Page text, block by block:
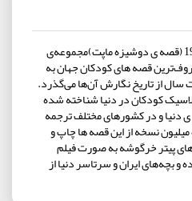
کتاب پیتر خرگوشه و دوستانش19 (قصه ی دوشیزه ماپت)مجموعه‌ی
قصه های کودکان جهان به
از تاریخ نگارش آن‌ها می‌گذرد.
کودکان در دنیا شناخته شده
35 زبان زنده ی دنیا و در کشورهای مختلف ترجمه
نسخه از این قصه ها چاپ و
پیتر خرگوشه به صورت فیلم
و بچه‌های ایران و سرتاسر دنیا از